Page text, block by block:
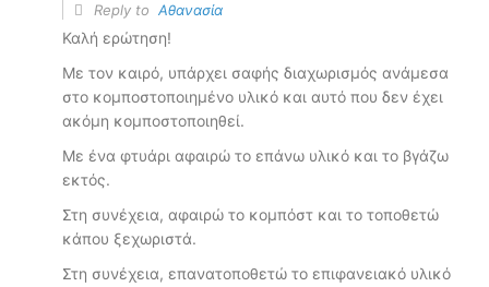
Reply toΑθανασία
Καλή ερώτηση!
Με τον καιρό, υπάρχει σαφής διαχωρισμός ανάμεσα
στο κομποστοποιημένο υλικό και αυτό που δεν έχει
ακόμη κομποστοποιηθεί.
Με ένα φτυάρι αφαιρώ το επάνω υλικό και το βγάζω
εκτός.
Στη συνέχεια, αφαιρώ το κομπόστ και το τοποθετώ
κάπου ξεχωριστά.
Στη συνέχεια, επανατοποθετώ το επιφανειακό υλικό